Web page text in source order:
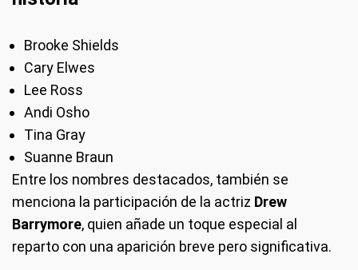
Brooke Shields
Cary Elwes
Lee Ross
Andi Osho
Tina Gray
Suanne Braun
Entre los nombres destacados, también se
menciona la participación de la actriz Drew
Barrymore, quien añade un toque especial al
reparto con una aparición breve pero significativa.